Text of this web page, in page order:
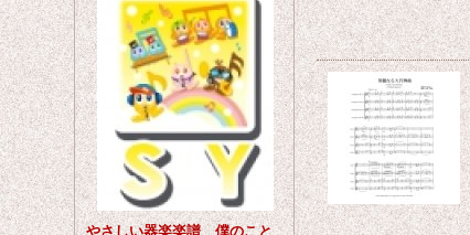
やさしい器楽楽譜 僕のこと